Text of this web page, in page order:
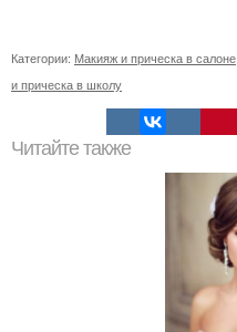
Категории: Макияж и прическа в салоне
и прическа в школу
Читайте также